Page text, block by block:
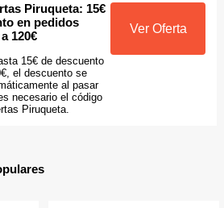
Piruqueta: 15€
en pedidos
120€
15€ de descuento
el descuento se
al pasar
necesario el código
Piruqueta.
Ver Oferta